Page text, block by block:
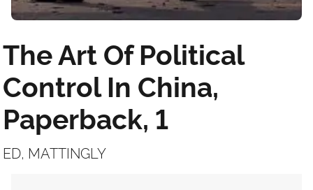
The Art Of Political
Control In China,
Paperback, 1
ED, MATTINGLY